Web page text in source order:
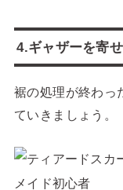
4.ギャザーを寄
裾の処理が終わっ
ていきましょう。